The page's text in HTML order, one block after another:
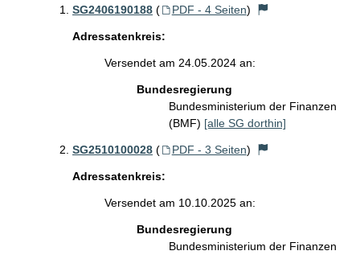
SG2406190188 ( PDF - 4 Seiten)
Adressatenkreis:
Versendet am 24.05.2024 an:
Bundesregierung
Bundesministerium der Finanzen
(BMF) [alle SG dorthin]
SG2510100028 ( PDF - 3 Seiten)
Adressatenkreis:
Versendet am 10.10.2025 an:
Bundesregierung
Bundesministerium der Finanzen